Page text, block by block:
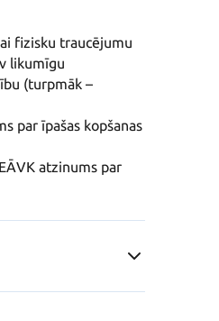
fizisku traucējumu
likumīgu
(turpmāk –
par īpašas kopšanas
atzinums par